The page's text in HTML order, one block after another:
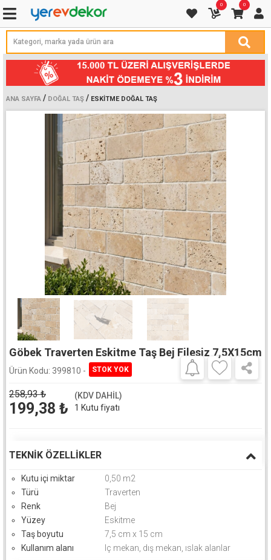
0 0
ANA SAYFA / DOĞAL TAŞ / ESKITME DOĞAL TAŞ
Göbek Traverten Eskitme Taş Bej Filesiz 7,5X15cm
Ürün Kodu: 399810 -
258,93₺
199,38 ₺
(KDV DAHİL)
1 Kutu fiyatı
TEKNIK ÖZELLIKLER
Kutu içi miktar
0,50 m2
Türü
Traverten
Renk
Bej
Yüzey
Eskitme
Taş boyutu
7,5 cm x 15 cm
Kullanım alanı
Iç mekan, dış mekan, ıslak alanlar